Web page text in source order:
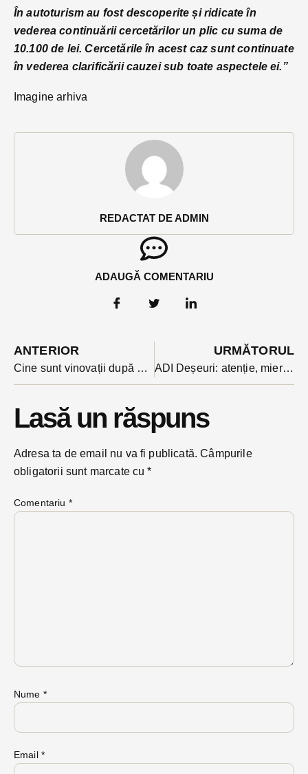
REDACTAT DE ADMIN
ADAUGĂ COMENTARIU
În autoturism au fost descoperite și ridicate în
vederea continuării cercetărilor un plic cu suma de
10.100 de lei. Cercetările în acest caz sunt continuate
în vederea clarificării cauzei sub toate aspectele ei.”
Imagine arhiva
ANTERIOR
Cine sunt vinovații după eșecul Schengen și ce ar trebui făcut, potrivit primului sondaj realizat
URMĂTORUL
ADI Deșeuri: atenție, miercuri Supercom colectează în Bistrița deșeurile de sticlă
Lasă un răspuns
Adresa ta de email nu va fi publicată. Câmpurile
obligatorii sunt marcate cu*
Comentariu *
Nume *
Email *